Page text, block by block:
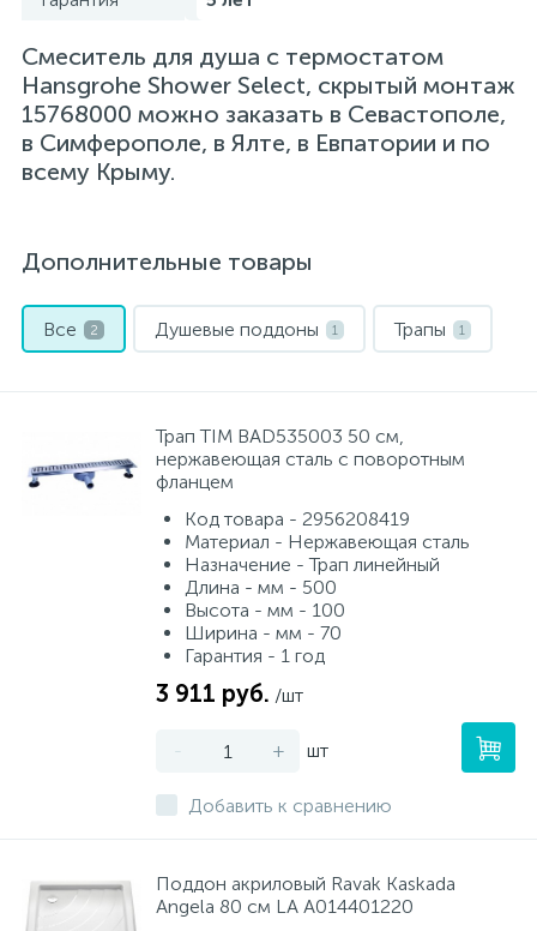
Смеситель для душа с термостатом
Hansgrohe Shower Select, скрытый монтаж
15768000 можно заказать в Севастополе,
в Симферополе, в Ялте, в Евпатории и по
всему Крыму.
Дополнительные товары
Все 2 Душевые поддоны 1 Трапы 1
Трап TIM BAD535003 50 см,
нержавеющая сталь с поворотным
фланцем
Код товара - 2956208419
Материал - Нержавеющая сталь
Назначение - Трап линейный
Длина - мм - 500
Высота - мм - 100
Ширина - мм - 70
Гарантия - 1 год
3 911 руб. /шт
- + шт
Добавить к сравнению
Поддон акриловый Ravak Kaskada
Angela 80 см LA A014401220